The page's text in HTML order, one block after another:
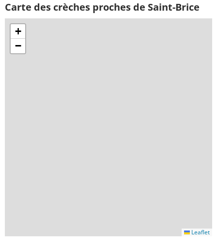
Carte des crèches proches de Saint-Brice
+
−
Leaflet